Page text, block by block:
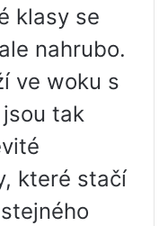
klasy se
nahrubo.
ve woku s
tak
které stačí